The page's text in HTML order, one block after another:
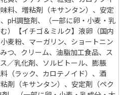
料、増粘剤（キサンタン）、安定
pH調整剤、（一部に卵・小麦・乳
）【イチゴ＆ミルク】液卵（国内
麦粉、マーガリン、ショートニン
つ、クリーム、油脂加工食品、ス
ス／乳化剤、ソルビトール、膨脹
（ラック、カロテノイド）、酒
剤（キサンタン）、安定剤（ペク